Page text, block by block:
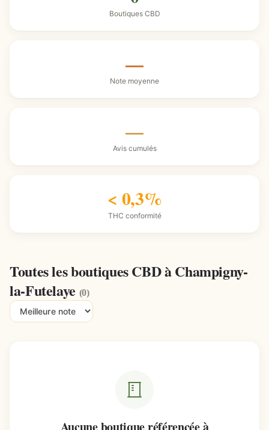
Boutiques CBD
—
Note moyenne
—
Avis cumulés
< 0,3%
THC conformité
Toutes les boutiques CBD à Champigny-
la-Futelaye (0)